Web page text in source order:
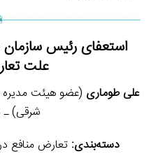
استعفای رئیس سازمان
علت
علی طوماری (عضو هیئت مدیره
شرقی) ـ ۲۵ آذر ۹۹
دسته‌بندی: تعارض منافع